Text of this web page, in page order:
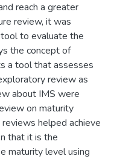
reach a greater
review, it was
to evaluate the
the concept of
a tool that assesses
review as
about IMS were
on maturity
helped achieve
that it is the
maturity level using